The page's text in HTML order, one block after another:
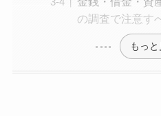
の調査で注意す
もっと